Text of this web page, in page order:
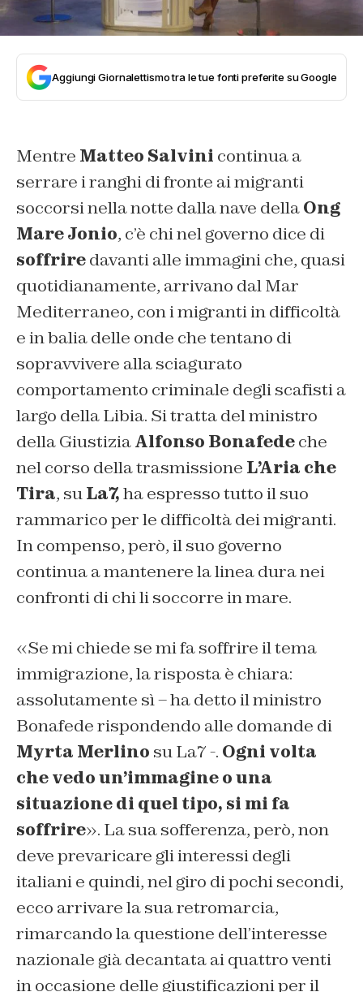
Aggiungi Giornalettismo tra le tue fonti preferite su Google
Mentre Matteo Salvini continua a
serrare i ranghi di fronte ai migranti
soccorsi nella notte dalla nave dellaOng
Mare Jonio, c’è chi nel governo dice di
soffriredavanti alle immagini che, quasi
quotidianamente, arrivano dal Mar
Mediterraneo, con i migranti in difficoltà
e in balia delle onde che tentano di
sopravvivere alla sciagurato
comportamento criminale degli scafisti a
largo della Libia. Si tratta del ministro
della GiustiziaAlfonso Bonafedeche
nel corso della trasmissione L’Aria che
Tira, suLa7,ha espresso tutto il suo
rammarico per le difficoltà dei migranti.
In compenso, però, il suo governo
continua a mantenere la linea dura nei
confronti di chi li soccorre in mare.
«Se mi chiede se mi fa soffrire il tema
immigrazione, la risposta è chiara:
assolutamente sì – ha detto il ministro
Bonafede rispondendo alle domande di
Myrta Merlino su La7 -. Ogni volta
che vedo un’immagine o una
situazione di quel tipo, si mi fa
soffrire». La sua sofferenza, però, non
deve prevaricare gli interessi degli
italiani e quindi, nel giro di pochi secondi,
ecco arrivare la sua retromarcia,
rimarcando la questione dell’interesse
nazionale già decantata ai quattro venti
in occasione delle giustificazioni per il